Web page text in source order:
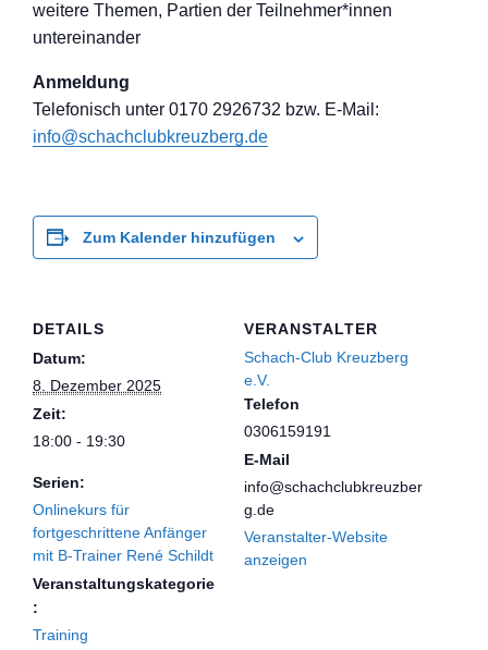
weitere Themen, Partien der Teilnehmer*innen
untereinander
Anmeldung
Telefonisch unter 0170 2926732 bzw. E-Mail:
info@schachclubkreuzberg.de
Zum Kalender hinzufügen
DETAILS
Datum:
8. Dezember 2025
Zeit:
18:00 - 19:30
Serien:
Onlinekurs für
fortgeschrittene Anfänger
mit B-Trainer René Schildt
Veranstaltungskategorie
:
Training
VERANSTALTER
Schach-Club Kreuzberg
e.V.
Telefon
0306159191
E-Mail
info@schachclubkreuzber
g.de
Veranstalter-Website
anzeigen